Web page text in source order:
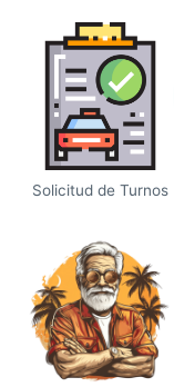
Solicitud de Turnos